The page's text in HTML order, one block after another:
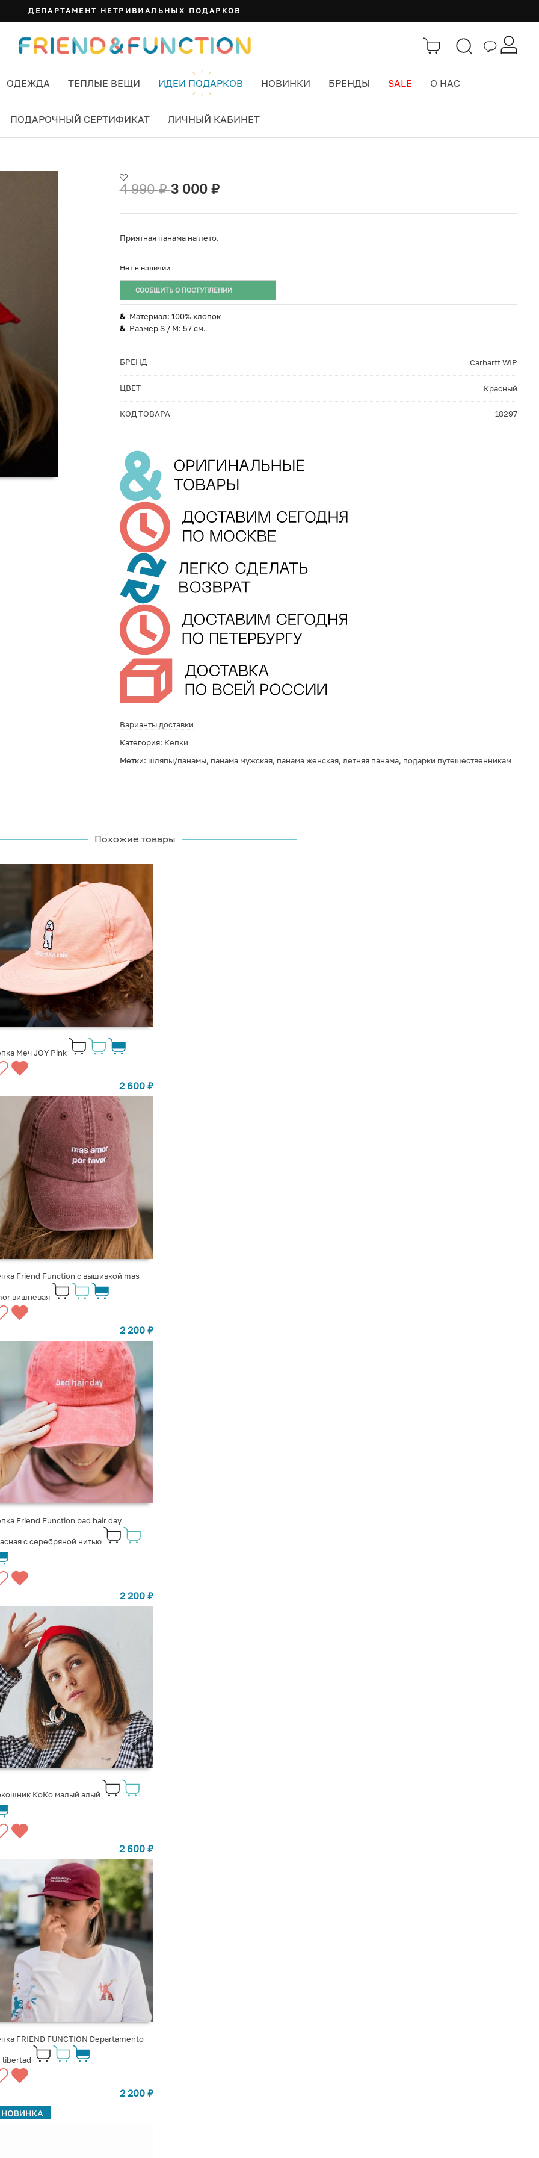
ДЕПАРТАМЕНТ НЕТРИВИАЛЬНЫХ ПОДАРКОВ
ОДЕЖДА ТЕПЛЫЕ ВЕЩИ ИДЕИ ПОДАРКОВ НОВИНКИ БРЕНДЫ SALE О НАС
ПОДАРОЧНЫЙ СЕРТИФИКАТ ЛИЧНЫЙ КАБИНЕТ
4 990₽ 3 000 ₽
Приятная панама на лето.
Нет в наличии
СООБЩИТЬ О ПОСТУПЛЕНИИ
Материал: 100% хлопок
Размер S / M: 57 см.
БРЕНД Carhartt WIP
ЦВЕТ Красный
КОД ТОВАРА 18297
Варианты доставки
Категория: Кепки
Метки: шляпы/панамы, панама мужская, панама женская, летняя панама, подарки путешественникам
Похожие товары
Меч JOY Pink
2 600₽
Friend Function с вышивкой mas
вишневая
2 200₽
Friend Function bad hair day
с серебряной нитью
2 200₽
КоКо малый алый
2 600₽
FRIEND FUNCTION Departamento
libertad
2 200₽